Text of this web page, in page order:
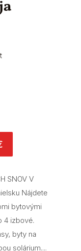
SNOV V
Nájdete
bytovými
4 izbové.
byty na
solárium....